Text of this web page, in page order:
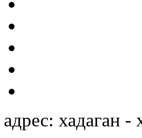
адрес: хадаган